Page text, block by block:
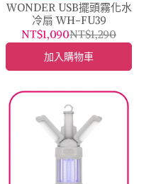
WONDER USB擺頭霧化水
冷扇 WH-FU39
NT$1,090NT$1,290
加入購物車